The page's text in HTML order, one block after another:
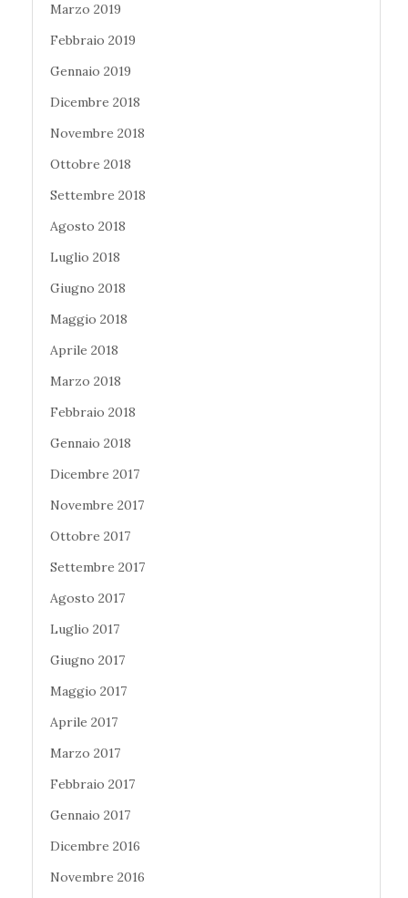
Marzo 2019
Febbraio 2019
Gennaio 2019
Dicembre 2018
Novembre 2018
Ottobre 2018
Settembre 2018
Agosto 2018
Luglio 2018
Giugno 2018
Maggio 2018
Aprile 2018
Marzo 2018
Febbraio 2018
Gennaio 2018
Dicembre 2017
Novembre 2017
Ottobre 2017
Settembre 2017
Agosto 2017
Luglio 2017
Giugno 2017
Maggio 2017
Aprile 2017
Marzo 2017
Febbraio 2017
Gennaio 2017
Dicembre 2016
Novembre 2016